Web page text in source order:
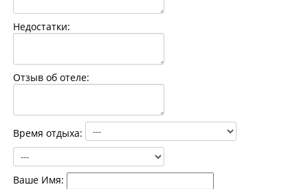
Недостатки:
Отзыв об отеле:
Время отдыха:
Ваше Имя: